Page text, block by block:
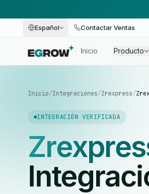
Español Contactar Ventas
Inicio Producto
Inicio/Integraciones/Zrexpress/
INTEGRACIÓN VERIFICADA